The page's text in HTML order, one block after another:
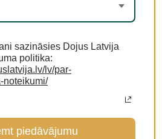
sazināsies Dojus Latvija
politika:
lv/par-
noteikumi/
piedāvājumu